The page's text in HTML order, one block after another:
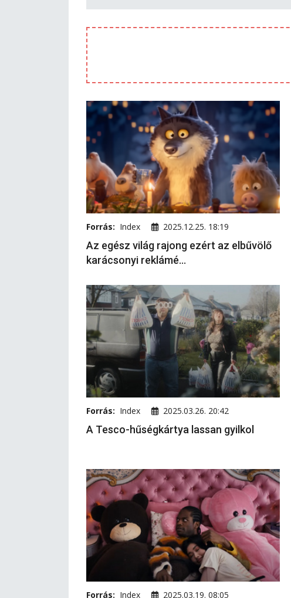
Forrás: Index 2025.12.25. 18:19
Az egész világ rajong ezért az elbűvölő
karácsonyi reklámé...
Forrás: Index 2025.03.26. 20:42
A Tesco-hűségkártya lassan gyilkol
Forrás: Index 2025.03.19. 08:05